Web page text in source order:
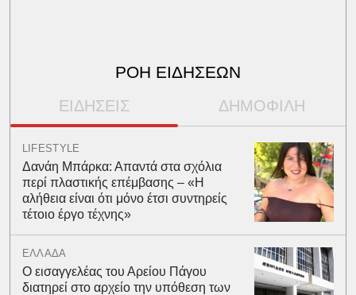
ΡΟΗ ΕΙΔΗΣΕΩΝ
ΕΙΔΗΣΕΙΣ ΔΗΜΟΦΙΛΗ
LIFESTYLE
Δανάη Μπάρκα: Απαντά στα σχόλια
περί πλαστικής επέμβασης – «Η
αλήθεια είναι ότι μόνο έτσι συντηρείς
τέτοιο έργο τέχνης»
ΕΛΛΑΔΑ
Ο εισαγγελέας του Αρείου Πάγου
διατηρεί στο αρχείο την υπόθεση των